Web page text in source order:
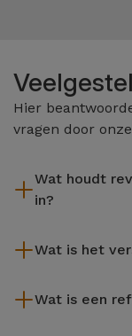
Hier
vragen door
Wat houdt
in?
reiniging, en niet
apparatuur die
Wat is het
getest en
Wat is een